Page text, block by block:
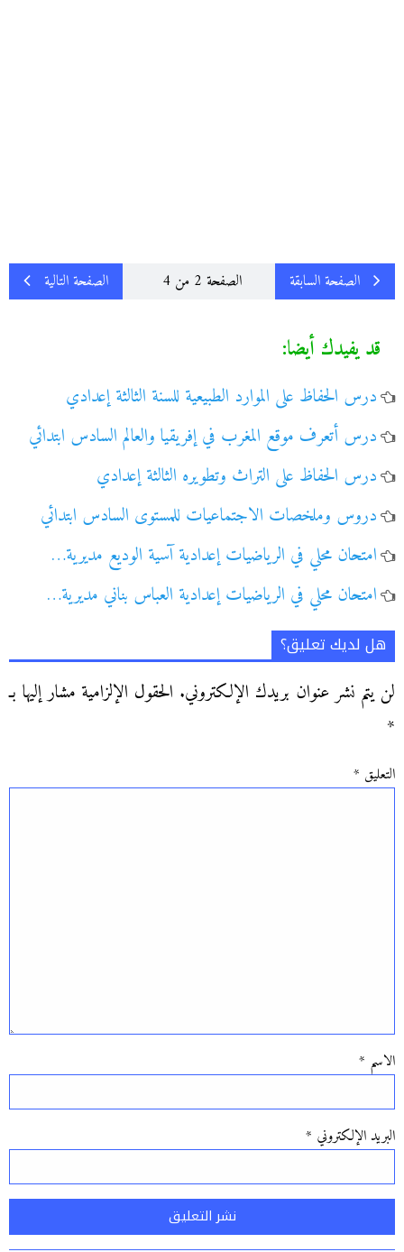
الصفحة السابقة الصفحة 2 من 4 الصفحة التالية
قد يفيدك أيضا:
درس الحفاظ على الموارد الطبيعية للسنة الثالثة إعدادي
درس أتعرف موقع المغرب في إفريقيا والعالم السادس ابتدائي
درس الحفاظ على التراث وتطويره الثالثة إعدادي
دروس وملخصات الاجتماعيات للمستوى السادس ابتدائي
امتحان محلي في الرياضيات إعدادية آسية الوديع مديرية…
امتحان محلي في الرياضيات إعدادية العباس بناني مديرية…
هل لديك تعليق؟
لن يتم نشر عنوان بريدك الإلكتروني. الحقول الإلزامية مشار إليها بـ
*
التعليق *
الاسم *
البريد الإلكتروني *